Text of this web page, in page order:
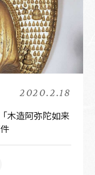
2020.2.18
木造阿弥陀如来